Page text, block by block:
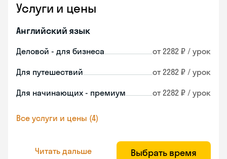
Услуги и цены
Английский язык
Деловой - для бизнеса от 2282 ₽ / урок
Для путешествий от 2282 ₽ / урок
Для начинающих - премиум от 2282 ₽ / урок
Все услуги и цены (4)
Читать дальше Выбрать время